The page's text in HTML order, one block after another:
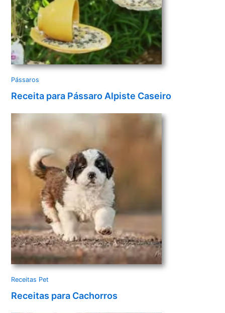
Pássaros
Receita para Pássaro Alpiste Caseiro
Receitas Pet
Receitas para Cachorros